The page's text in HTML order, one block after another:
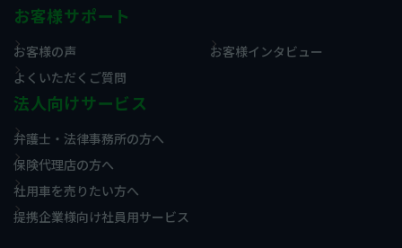
お客様サポート
お客様の声
お客様インタビュー
よくいただくご質問
法人向けサービス
弁護士・法律事務所の方へ
保険代理店の方へ
社用車を売りたい方へ
提携企業様向け社員用サービス